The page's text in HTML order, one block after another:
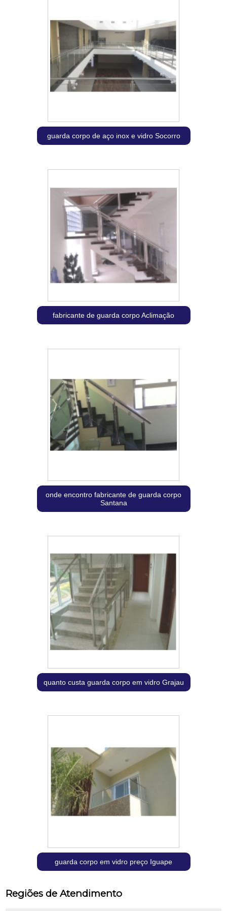
guarda corpo de aço inox e vidro Socorro
fabricante de guarda corpo Aclimação
onde encontro fabricante de guarda corpo
Santana
quanto custa guarda corpo em vidro Grajau
guarda corpo em vidro preço Iguape
Regiões de Atendimento